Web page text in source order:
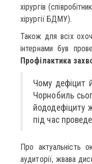
хірургів
хірургії БДМУ).
Також для всіх
інтернами був
Профілактика
Чому дефіцит
Чорнобиль
йододефіциту
під час
Про актуальність
аудиторії, жвава